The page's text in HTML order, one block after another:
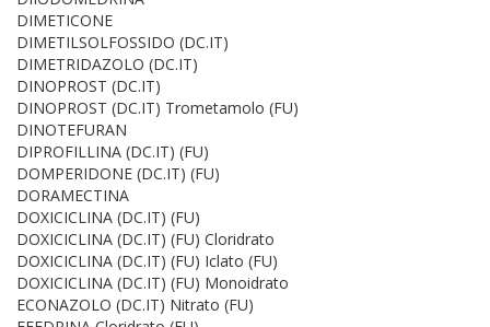
DIMETICONE
DIMETILSOLFOSSIDO (DC.IT)
DIMETRIDAZOLO (DC.IT)
DINOPROST (DC.IT)
DINOPROST (DC.IT) Trometamolo (FU)
DINOTEFURAN
DIPROFILLINA (DC.IT) (FU)
DOMPERIDONE (DC.IT) (FU)
DORAMECTINA
DOXICICLINA (DC.IT) (FU)
DOXICICLINA (DC.IT) (FU) Cloridrato
DOXICICLINA (DC.IT) (FU) Iclato (FU)
DOXICICLINA (DC.IT) (FU) Monoidrato
ECONAZOLO (DC.IT) Nitrato (FU)